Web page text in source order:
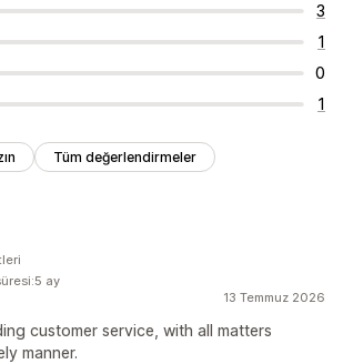
3
1
0
1
Tüm değerlendirmeler
13 Temmuz 2026
customer service, with all matters
manner.
ay